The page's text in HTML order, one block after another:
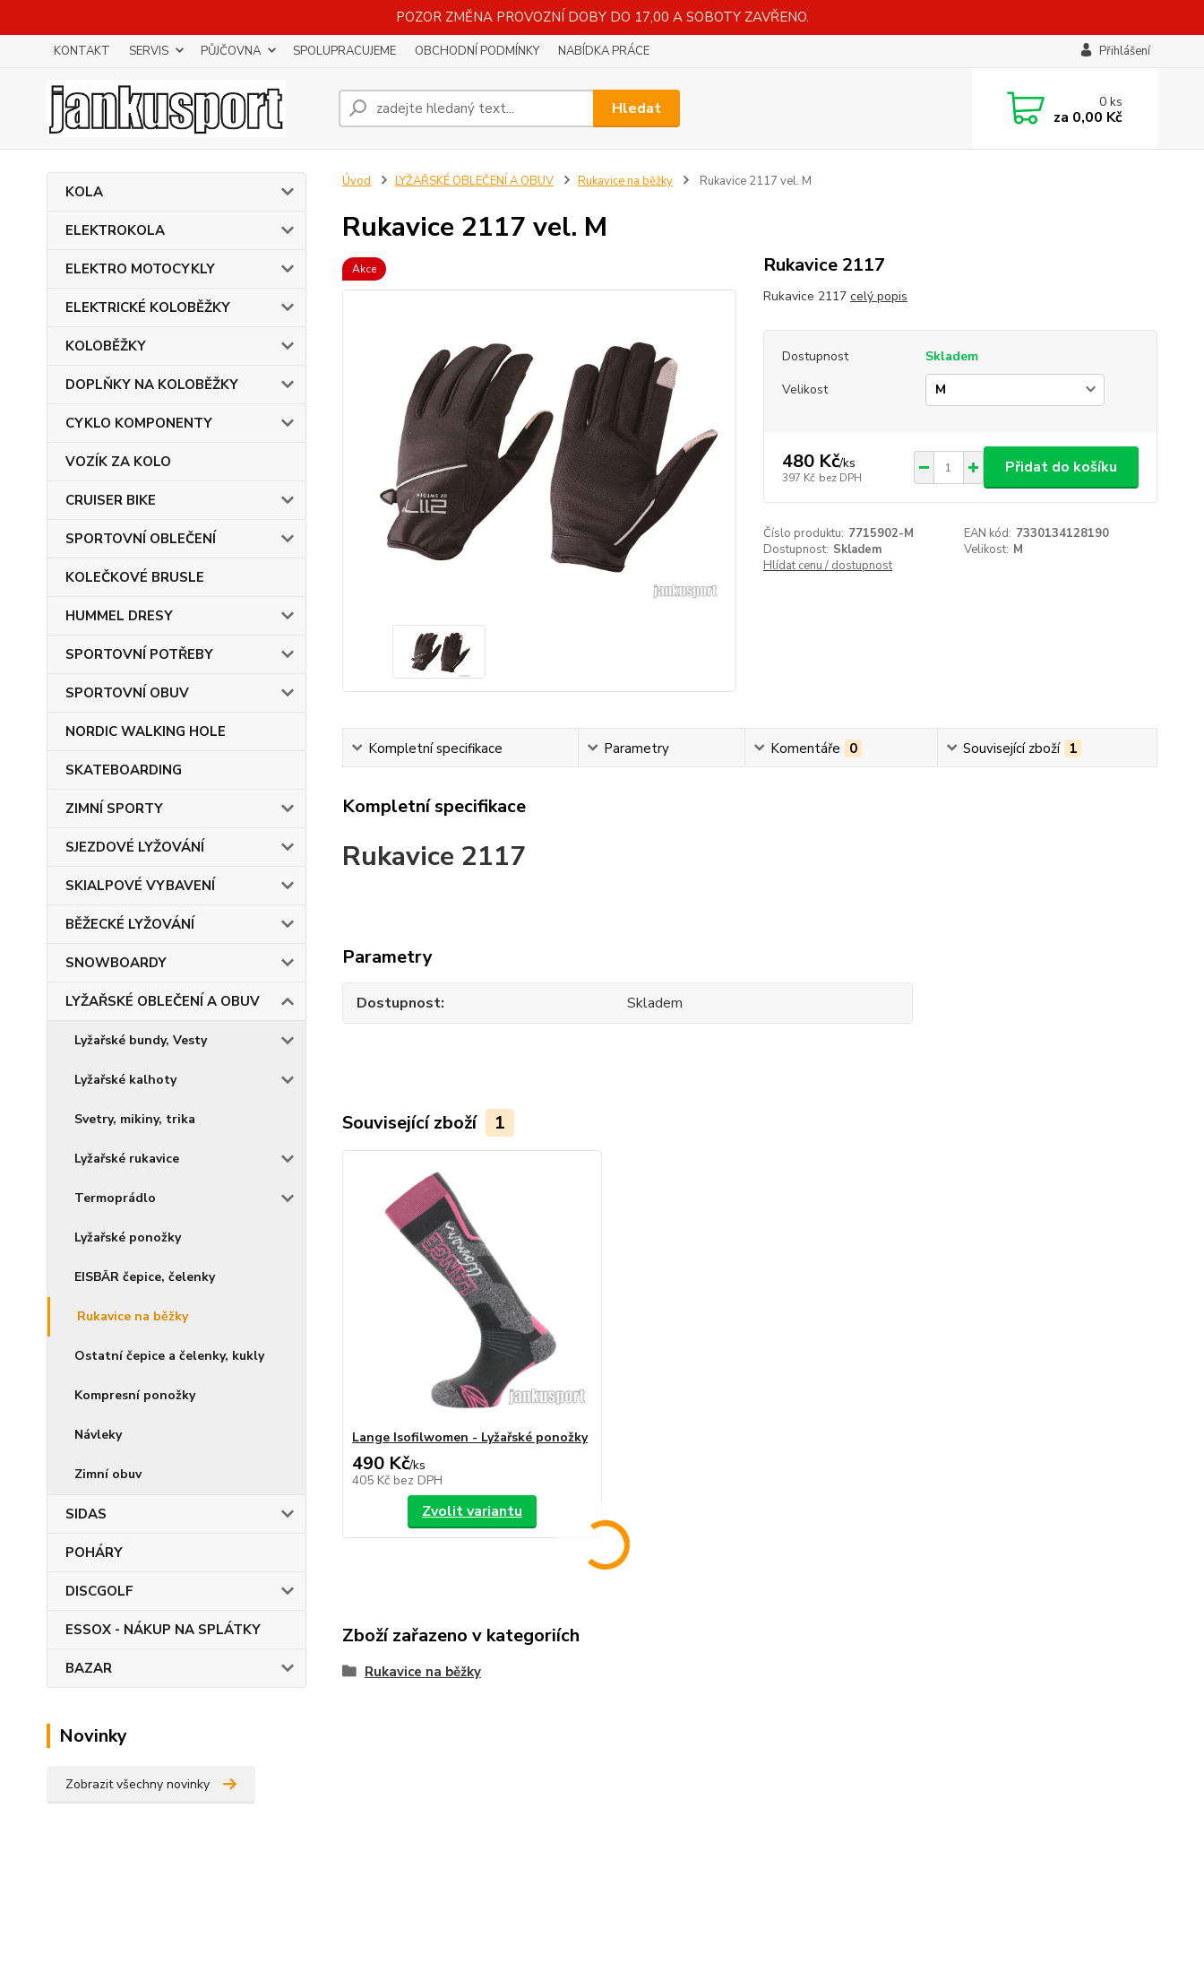
POZOR ZMĚNA PROVOZNÍ DOBY DO 17,00 A SOBOTY ZAVŘENO.
KONTAKT SERVIS PŮJČOVNA SPOLUPRACUJEME OBCHODNÍ PODMÍNKY NABÍDKA PRÁCE Přihlášení
Hledat 0ks
za 0,00 Kč
KOLA
ELEKTROKOLA
ELEKTRO MOTOCYKLY
ELEKTRICKÉ KOLOBĚŽKY
KOLOBĚŽKY
DOPLŇKY NA KOLOBĚŽKY
CYKLO KOMPONENTY
VOZÍK ZA KOLO
CRUISER BIKE
SPORTOVNÍ OBLEČENÍ
KOLEČKOVÉ BRUSLE
HUMMEL DRESY
SPORTOVNÍ POTŘEBY
SPORTOVNÍ OBUV
NORDIC WALKING HOLE
SKATEBOARDING
ZIMNÍ SPORTY
SJEZDOVÉ LYŽOVÁNÍ
SKIALPOVÉ VYBAVENÍ
BĚŽECKÉ LYŽOVÁNÍ
SNOWBOARDY
LYŽAŘSKÉ OBLEČENÍ A OBUV
Lyžařské bundy, Vesty
Lyžařské kalhoty
Svetry, mikiny, trika
Lyžařské rukavice
Termoprádlo
Lyžařské ponožky
EISBÄR čepice, čelenky
Rukavice na běžky
Ostatní čepice a čelenky, kukly
Kompresní ponožky
Návleky
Zimní obuv
SIDAS
POHÁRY
DISCGOLF
ESSOX - NÁKUP NA SPLÁTKY
BAZAR
Novinky
Zobrazit všechny novinky
Úvod LYŽAŘSKÉ OBLEČENÍ A OBUV Rukavice na běžky Rukavice 2117 vel. M
Rukavice 2117 vel. M
Akce Rukavice 2117
Rukavice 2117 celý popis
Dostupnost
Skladem
Velikost
480 Kč/ks
397 Kč bez DPH
Přidat do košíku
Číslo produktu: 7715902-M EAN kód: 7330134128190
Dostupnost: Skladem Velikost: M
Hlídat cenu / dostupnost
Kompletní specifikace Parametry Komentáře 0 Související zboží 1
Kompletní specifikace
Rukavice 2117
Parametry
Dostupnost Skladem
Související zboží 1
Lange Isofilwomen - Lyžařské ponožky
490 Kč/ks
405 Kč bez DPH
Zvolit variantu
Zboží zařazeno v kategoriích
Rukavice na běžky